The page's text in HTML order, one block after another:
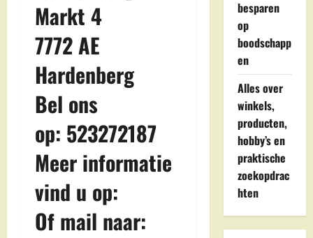
Markt 4
7772 AE
Hardenberg
Bel ons
op: 523272187
Meer informatie
vind u op:
Of mail naar:
besparen
op
boodschapp
en
Alles over
winkels,
producten,
hobby’s en
praktische
zoekopdrac
hten